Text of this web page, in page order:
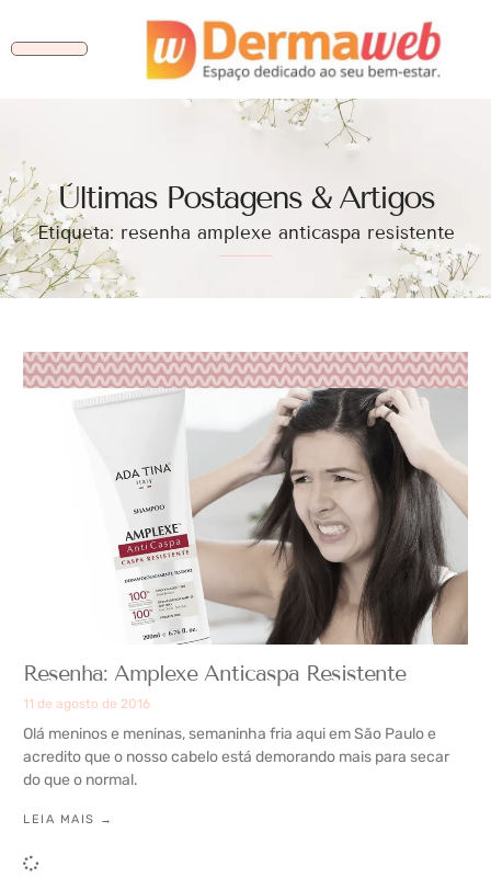
Ùltimas Postagens & Artigos
Etiqueta: resenha amplexe anticaspa resistente
Resenha: Amplexe Anticaspa Resistente
11 de agosto de 2016
Olá meninos e meninas, semaninha fria aqui em São Paulo e
acredito que o nosso cabelo está demorando mais para secar
do que o normal.
LEIA MAIS →